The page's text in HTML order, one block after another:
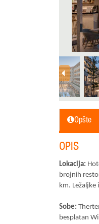
Opšte
OPIS
Lokacija:
brojnih
km. Ležaljke
Sobe:
besplatan